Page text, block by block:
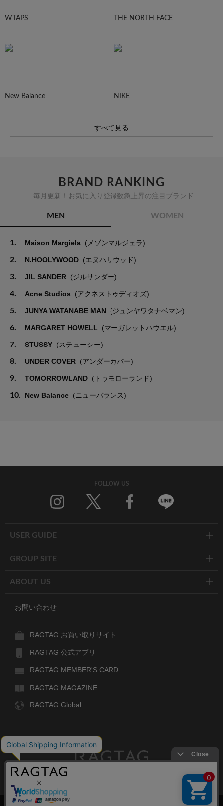
WTAPS THE NORTH FACE
New Balance NIKE
すべて見る
BRAND RANKING
毎月更新！お気に入り登録数急上昇の注目ブランド
MEN WOMEN
1. Maison Margiela (メゾンマルジェラ)
2. N.HOOLYWOOD (エヌハリウッド)
3. JIL SANDER (ジルサンダー)
4. Acne Studios (アクネストゥディオズ)
5. JUNYA WATANABE MAN (ジュンヤワタナベマン)
6. MARGARET HOWELL (マーガレットハウエル)
7. STUSSY (ステューシー)
8. UNDER COVER (アンダーカバー)
9. TOMORROWLAND (トゥモローランド)
10. New Balance (ニューバランス)
FOLLOW US
USER GUIDE
GROUP SITE
ABOUT US
お問い合わせ
RAGTAG お買い取りサイト
RAGTAG 公式アプリ
RAGTAG MEMBER'S CARD
RAGTAG MAGAZINE
RAGTAG Global
デザイナーズブランドのユーズド・セレクトショップ